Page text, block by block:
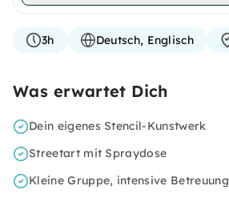
3h Deutsch, Englisch
Was erwartet Dich
Dein eigenes Stencil-Kunstwerk
Streetart mit Spraydose
Kleine Gruppe, intensive Betreuung